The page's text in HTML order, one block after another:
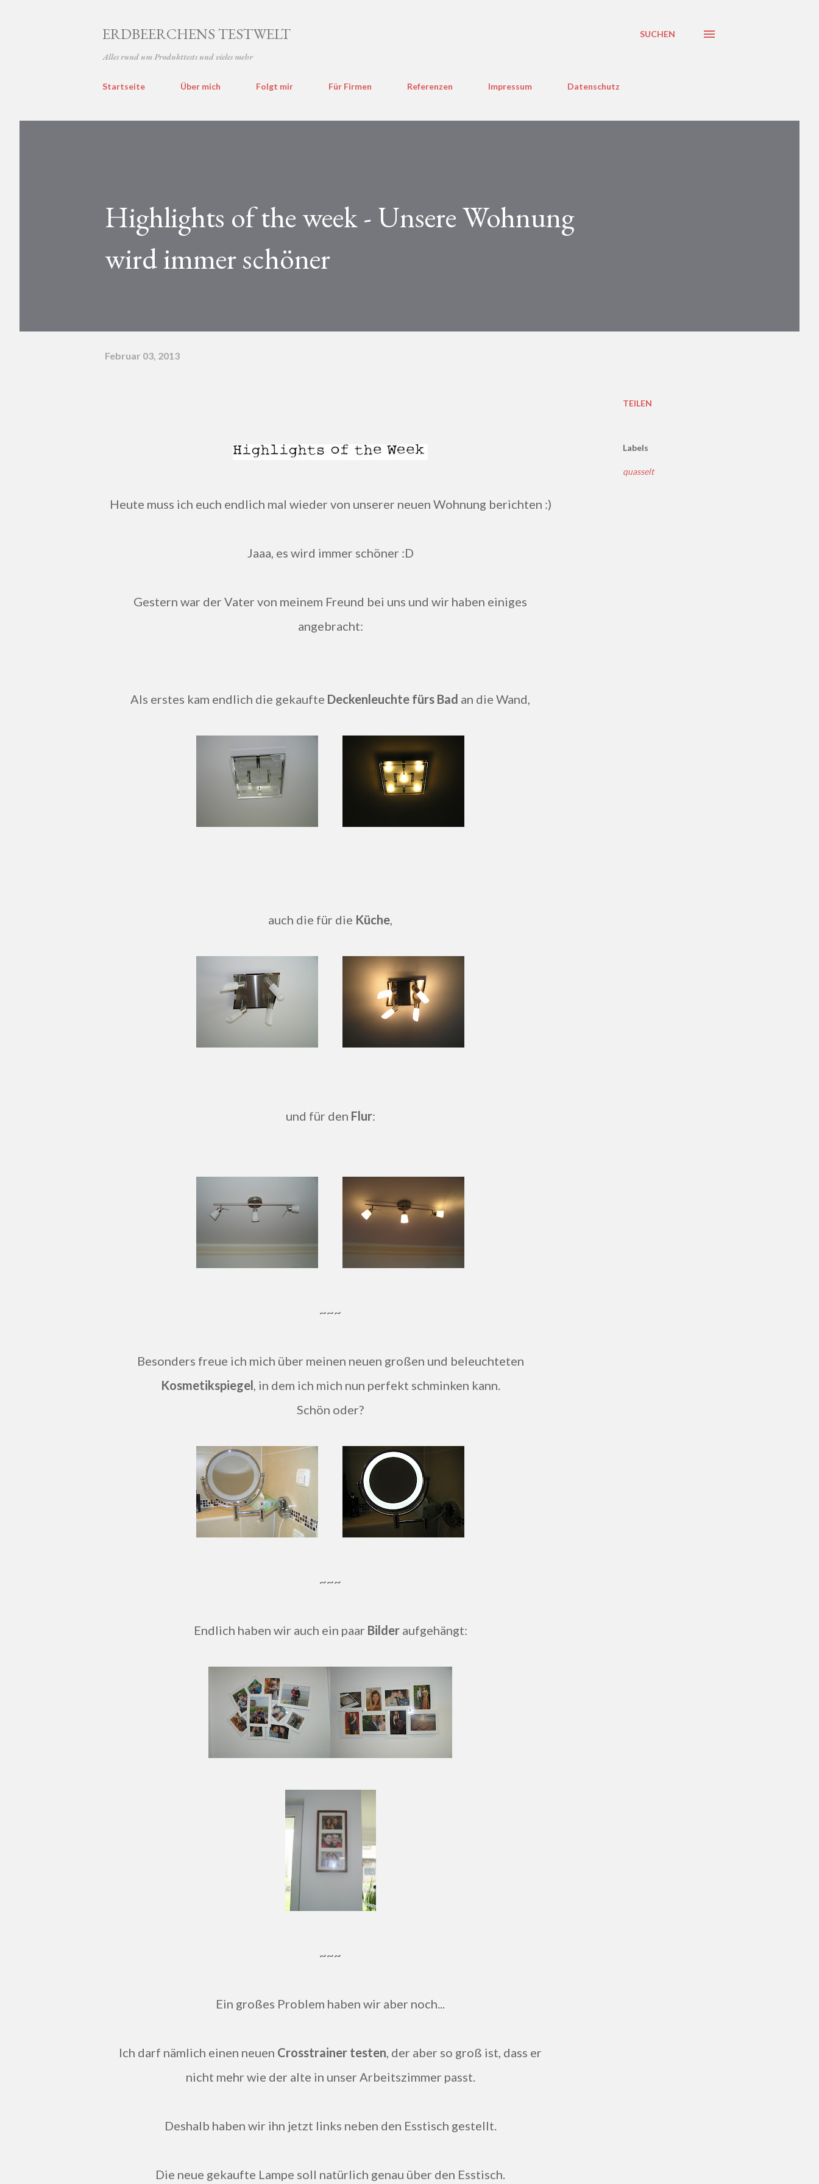
ERDBEERCHENS TESTWELT
Alles rund um Produkttests und vieles mehr
SUCHEN
Startseite Über mich Folgt mir Für Firmen Referenzen Impressum Datenschutz
Highlights of the week - Unsere Wohnung
wird immer schöner
Februar 03, 2013
Heute muss ich euch endlich mal wieder von unserer neuen Wohnung berichten :)
Jaaa, es wird immer schöner :D
Gestern war der Vater von meinem Freund bei uns und wir haben einiges
angebracht:
Als erstes kam endlich die gekaufte Deckenleuchte fürs Bad an die Wand,
auch die für die Küche,
und für den Flur:
~~~
Besonders freue ich mich über meinen neuen großen und beleuchteten
Kosmetikspiegel, in dem ich mich nun perfekt schminken kann.
Schön oder?
~~~
Endlich haben wir auch ein paar Bilder aufgehängt:
~~~
Ein großes Problem haben wir aber noch...
Ich darf nämlich einen neuen Crosstrainer testen , der aber so groß ist, dass er
nicht mehr wie der alte in unser Arbeitszimmer passt.
Deshalb haben wir ihn jetzt links neben den Esstisch gestellt.
Die neue gekaufte Lampe soll natürlich genau über den Esstisch.
TEILEN
Labels
quasselt